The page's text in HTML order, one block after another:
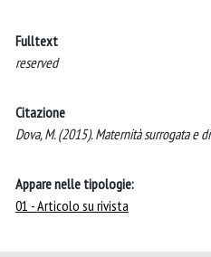
Fulltext
reserved
Citazione
Dova, M. (2015). Maternità surrogata e
Appare nelle tipologie:
01 - Articolo su rivista